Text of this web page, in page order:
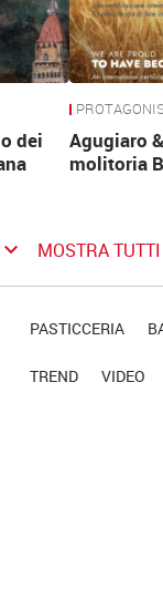
dei
Agugiaro
molitoria
keyboard_arrow_down MOSTRA TUTTI
PASTICCERIA
TREND VIDEO